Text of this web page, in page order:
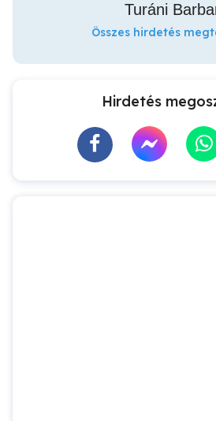
Turáni
Összes hirdetés
Hirdetés